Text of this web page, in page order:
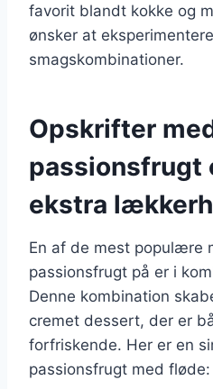
favorit blandt kokke og
ønsker at
smagskombinationer.
Opskrifter
passionsfrugt
ekstra
En af de mest populære
passionsfrugt på er i
Denne kombination
cremet dessert, der er
forfriskende. Her er en
passionsfrugt med fløde: